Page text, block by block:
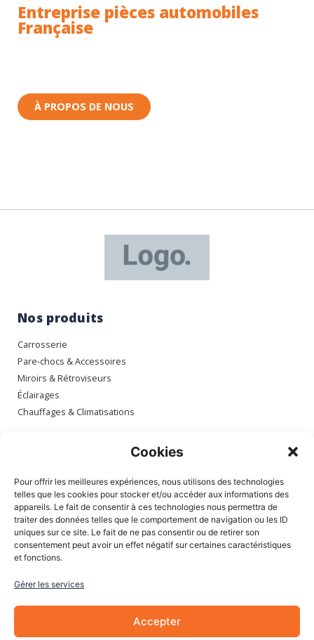
Cookies
Pour offrir les meilleures expériences, nous utilisons des technologies
telles que les cookies pour stocker et/ou accéder aux informations des
appareils. Le fait de consentir à ces technologies nous permettra de
traiter des données telles que le comportement de navigation ou les ID
uniques sur ce site. Le fait de ne pas consentir ou de retirer son
consentement peut avoir un effet négatif sur certaines caractéristiques
et fonctions.
Gérer les services
Accepter
Entreprise pièces automobiles
Française
À PROPOS DE NOUS
Nos produits
Carrosserie
Pare-chocs & Accessoires
Miroirs & Rétroviseurs
Éclairages
Chauffages & Climatisations
Mon compte
Mes commandes
Mes adresses
Mon panier
Informations
À Propos de nous
Blog